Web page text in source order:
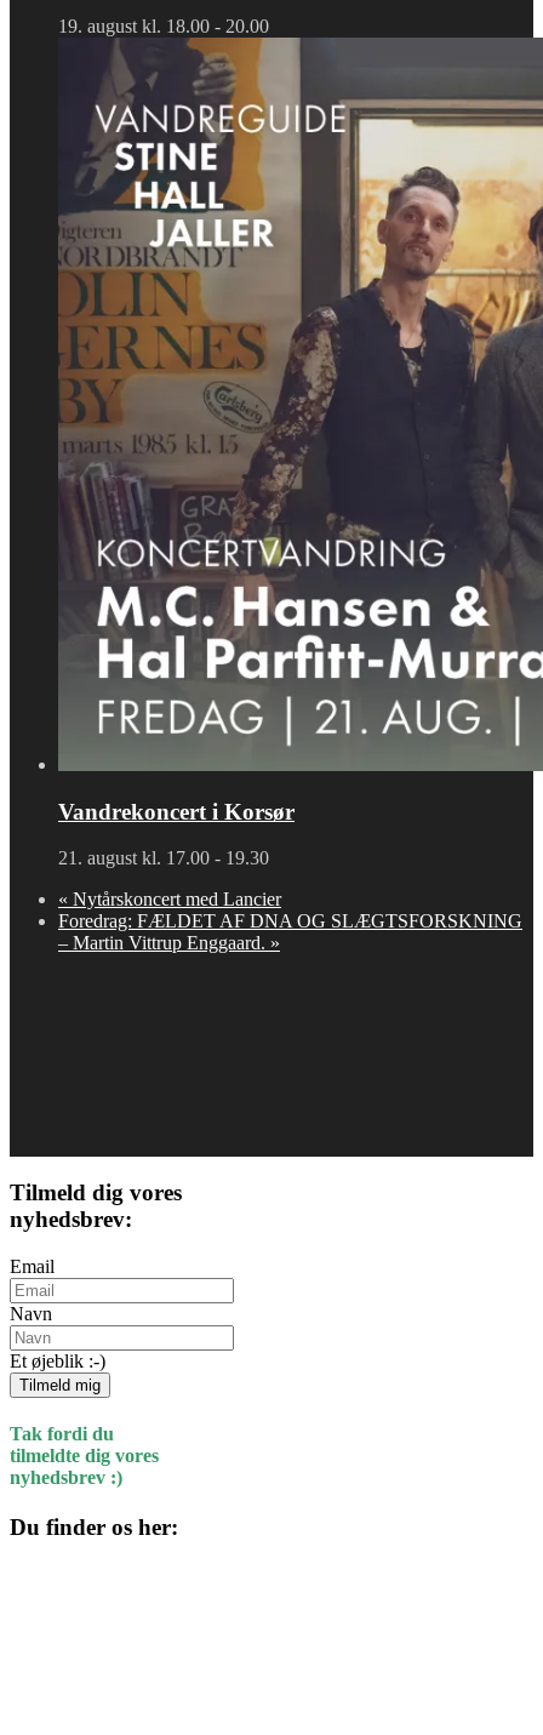
19. august kl. 18.00 - 20.00
Vandrekoncert i Korsør
21. august kl. 17.00 - 19.30
« Nytårskoncert med Lancier
Foredrag: FÆLDET AF DNA OG SLÆGTSFORSKNING
– Martin Vittrup Enggaard. »
Tilmeld dig vores
nyhedsbrev:
Email
Navn
Et øjeblik :-)
Tilmeld mig
Tak fordi du
tilmeldte dig vores
nyhedsbrev :)
Du finder os her: